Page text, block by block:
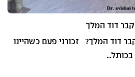
דוד המלך
דוד המלך? זכורני פעם כשהיינו